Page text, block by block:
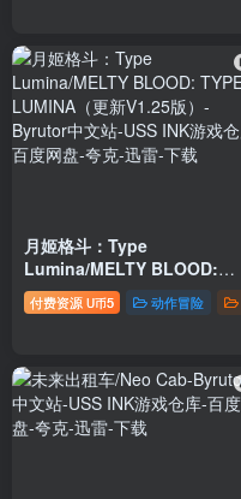
月姬格斗：Type
Lumina/MELTY BLOOD:
TYPE LUMINA（更新V1.25
版）
付费资源 U币5 动作冒险